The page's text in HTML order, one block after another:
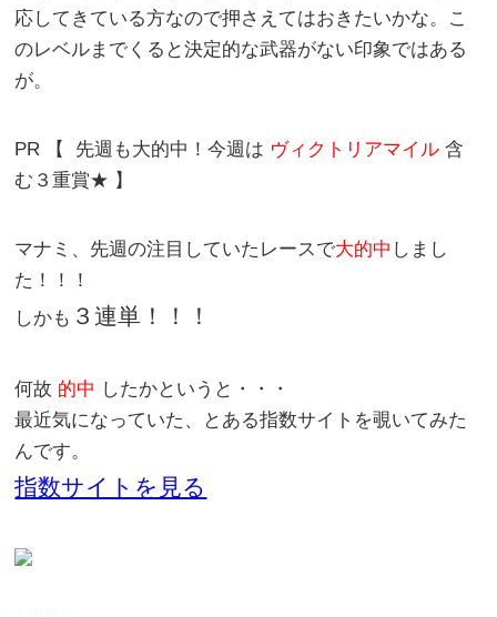
応してきている方なので押さえてはおきたいかな。こ
のレベルまでくると決定的な武器がない印象ではある
が。
PR 【 先週も大的中！今週は ヴィクトリアマイル 含
む３重賞★ 】
マナミ、先週の注目していたレースで大的中 しまし
た！！！
しかも ３連単 ！！！
何故 的中 したかというと・・・
最近気になっていた、とある指数サイトを覗いてみた
んです。
指数サイトを見る